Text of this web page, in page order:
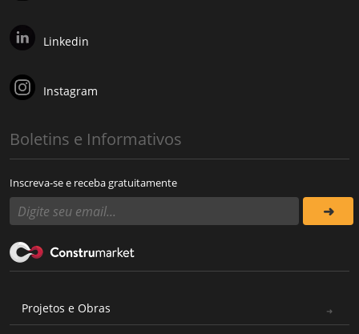
Linkedin
Instagram
Boletins e Informativos
Inscreva-se e receba gratuitamente
Projetos e Obras